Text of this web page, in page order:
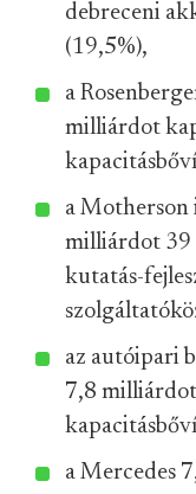
debreceni
(19,5%),
a
milliárdot
a Motherson
milliárdot 39
kutatás-
az autóipari
7,8
a Mercedes